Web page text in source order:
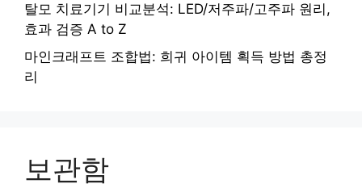
탈모 치료기기 비교분석: LED/저주파/고주파 원리,
효과 검증 A to Z
마인크래프트 조합법: 희귀 아이템 획득 방법 총정
리
보관함